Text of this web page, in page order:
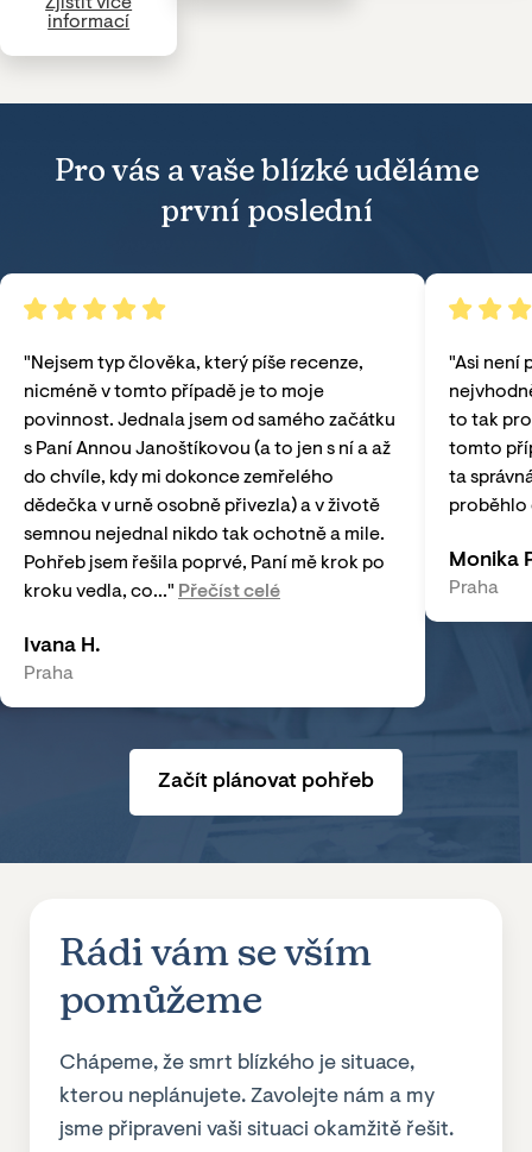
informací
Pro vás a vaše blízké uděláme
první poslední
"Nejsem typ člověka, který píše recenze,
nicméně v tomto případě je to moje
povinnost. Jednala jsem od samého začátku
s Paní Annou Janoštíkovou (a to jen s ní a až
do chvíle, kdy mi dokonce zemřelého
dědečka v urně osobně přivezla) a v životě
semnou nejednal nikdo tak ochotně a mile.
Pohřeb jsem řešila poprvé, Paní mě krok po
kroku vedla, co..." Přečíst celé
Ivana H.
Praha
"Asi není
to tak
tomto
ta
proběhlo
Monika
Praha
Začít plánovat pohřeb
Rádi vám se vším
pomůžeme
Chápeme, že smrt blízkého je situace,
kterou neplánujete. Zavolejte nám a my
jsme připraveni vaši situaci okamžitě řešit.